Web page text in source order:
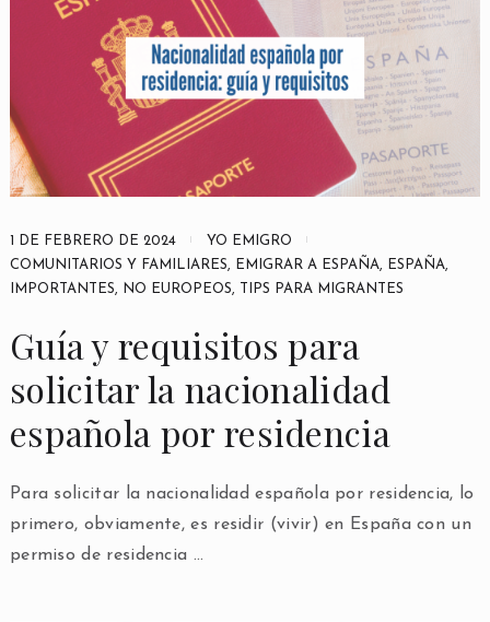
1 DE FEBRERO DE 2024
YO EMIGRO
COMUNITARIOS Y FAMILIARES, EMIGRAR A ESPAÑA, ESPAÑA,
IMPORTANTES, NO EUROPEOS, TIPS PARA MIGRANTES
Guía y requisitos para
solicitar la nacionalidad
española por residencia
Para solicitar la nacionalidad española por residencia, lo
primero, obviamente, es residir (vivir) en España con un
permiso de residencia …